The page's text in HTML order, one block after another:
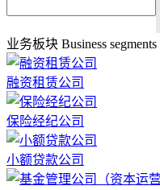
业务板块 Business segments
融资租赁公司
保险经纪公司
小额贷款公司